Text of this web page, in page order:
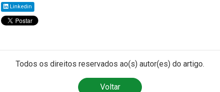
Linkedin
Todos os direitos reservados ao(s) autor(es) do artigo.
Voltar